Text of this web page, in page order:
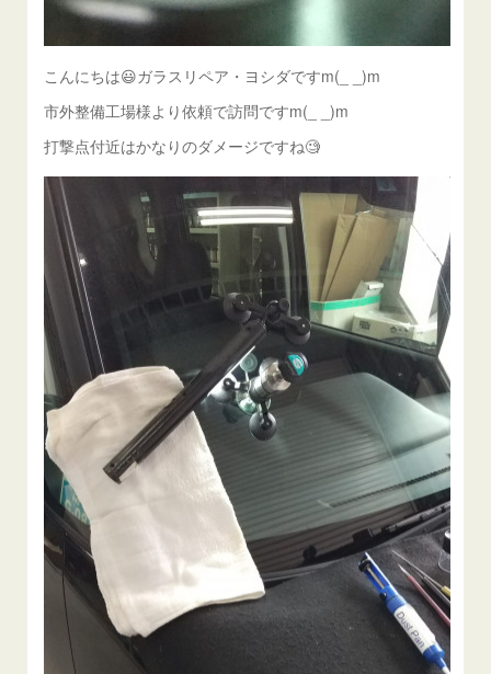
こんにちは😃ガラスリペア・ヨシダですm(_ _)m
市外整備工場様より依頼で訪問ですm(_ _)m
打撃点付近はかなりのダメージですね🧐